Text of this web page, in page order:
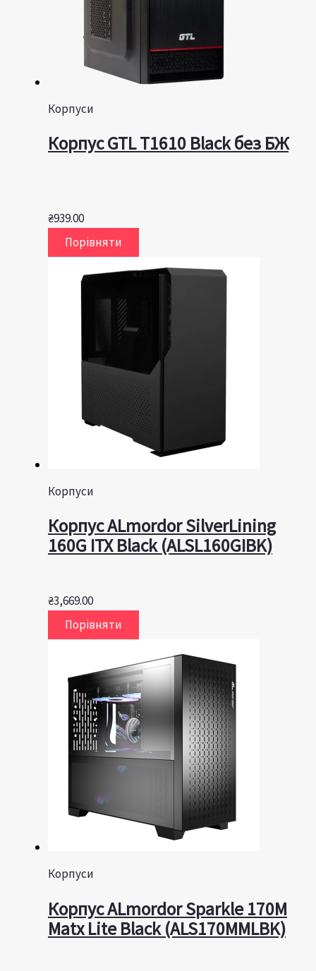
Корпуси
Корпус GTL T1610 Black без БЖ
₴939.00
Порівняти
Корпуси
Корпус ALmordor SilverLining
160G ITX Black (ALSL160GIBK)
₴3,669.00
Порівняти
Корпуси
Корпус ALmordor Sparkle 170M
Matx Lite Black (ALS170MMLBK)